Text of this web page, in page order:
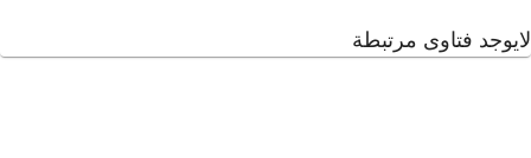
لايوجد فتاوى مرتبطة